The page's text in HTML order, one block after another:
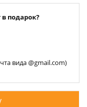
подарок?
вида @gmail.com)